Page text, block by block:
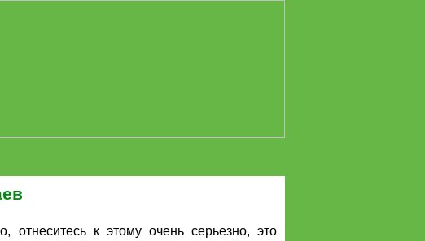
отнеситесь к этому очень серьезно, это